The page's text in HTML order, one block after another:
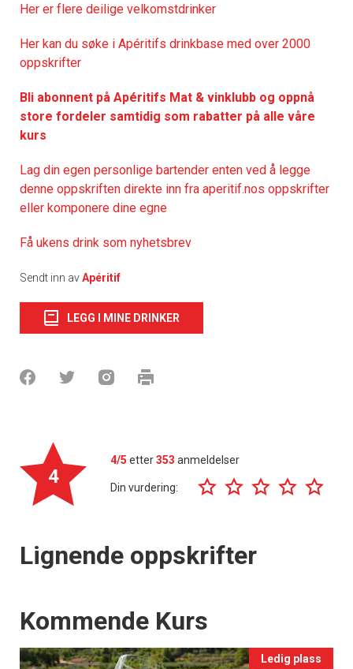
Her er flere deilige velkomstdrinker
Her kan du søke i Apéritifs drinkbase med over 2000
oppskrifter
Bli abonnent på Apéritifs Mat & vinklubb og oppnå
store fordeler samtidig som rabatter på alle våre
kurs
Lag din egen personlige bartender enten ved å legge
denne oppskriften direkte inn fra aperitif.nos oppskrifter
eller komponere dine egne
Få ukens drink som nyhetsbrev
Sendt inn avApéritif
LEGG I MINE DRINKER
4
4/5 etter353 anmeldelser
Din vurdering:
Lignende oppskrifter
Events
Kommende Kurs
Ledig plass